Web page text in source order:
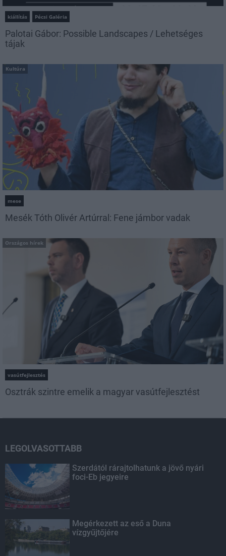
kiállítás Pécsi Galéria
Palotai Gábor: Possible Landscapes / Lehetséges
tájak
Kultúra
mese
Mesék Tóth Olivér Artúrral: Fene jámbor vadak
Országos hírek
vasútfejlesztés
Osztrák szintre emelik a magyar vasútfejlesztést
LEGOLVASOTTABB
Szerdától rárajtolhatunk a jövő nyári
foci-Eb jegyeire
Megérkezett az eső a Duna
vízgyűjtőjére